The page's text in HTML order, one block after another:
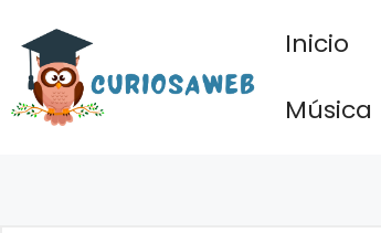
contenido
Inicio
Música